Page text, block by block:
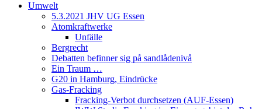
Umwelt
5.3.2021 JHV UG Essen
Atomkraftwerke
Unfälle
Bergrecht
Debatten befinner sig på sandlådenivå
Ein Traum …
G20 in Hamburg, Eindrücke
Gas-Fracking
Fracking-Verbot durchsetzen (AUF-Essen)